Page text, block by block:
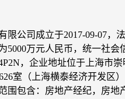
限公司成立于2017-09-07，
5000万元人民币，统一社会
，企业地址位于上海市
室（上海横泰经济开发区
围包含：房地产经纪，房地